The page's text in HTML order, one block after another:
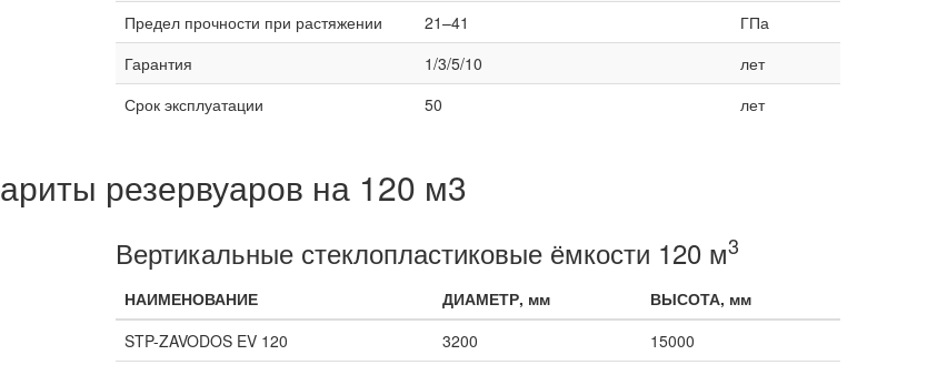
Предел прочности при растяжении
21–41
ГПа
Гарантия
1/3/5/10
лет
Срок эксплуатации
50 лет
резервуаров на 120 м3
Вертикальные стеклопластиковые ёмкости 120 м3
НАИМЕНОВАНИЕ ДИАМЕТР, мм
ВЫСОТА, мм
STP-ZAVODOS EV 120
3200
15000